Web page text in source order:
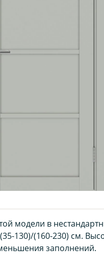
модели в
130)/(160-230) см.
заполнений.